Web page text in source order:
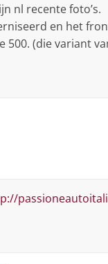
nl recente foto’s.
en het
(die variant